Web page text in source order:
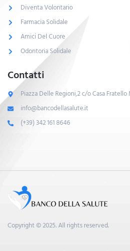
Diventa Volontario
Farmacia Solidale
Amici Del Cuore
Odontoria Solidale
Contatti
Piazza Delle Regioni,2 c/o Casa
info@bancodellasalute.it
(+39) 342 161 8646
Copyright © 2025. All rights reserved.